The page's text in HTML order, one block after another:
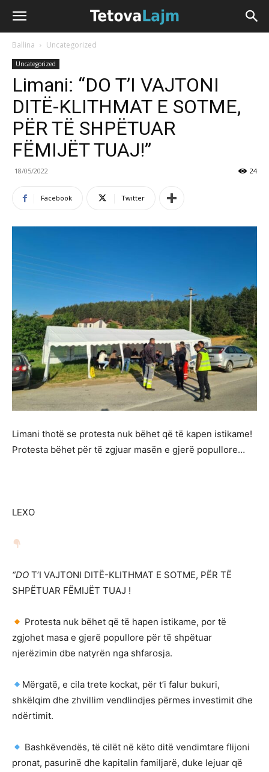
Ballina Uncategorized
Uncategorized
Limani: “DO T’I VAJTONI
DITË-KLITHMAT E SOTME,
PËR TË SHPËTUAR
FËMIJËT TUAJ!”
18/05/2022 24
Facebook Twitter
Limani thotë se protesta nuk bëhet që të kapen istikame!
Protesta bëhet për të zgjuar masën e gjerë popullore…
LEXO
“DO T’I VAJTONI DITË-KLITHMAT E SOTME, PËR TË
SHPËTUAR FËMIJËT TUAJ !
Protesta nuk bëhet që të hapen istikame, por të
zgjohet masa e gjerë popullore për të shpëtuar
njerëzimin dbe natyrën nga shfarosja.
Mërgatë, e cila trete kockat, për t’i falur bukuri,
shkëlqim dhe zhvillim vendlindjes përmes investimit dhe
ndërtimit.
Bashkëvendës, të cilët në këto ditë vendimtare flijoni
pronat, pasurinë dhe kapitalin familjarë, duke lejuar që